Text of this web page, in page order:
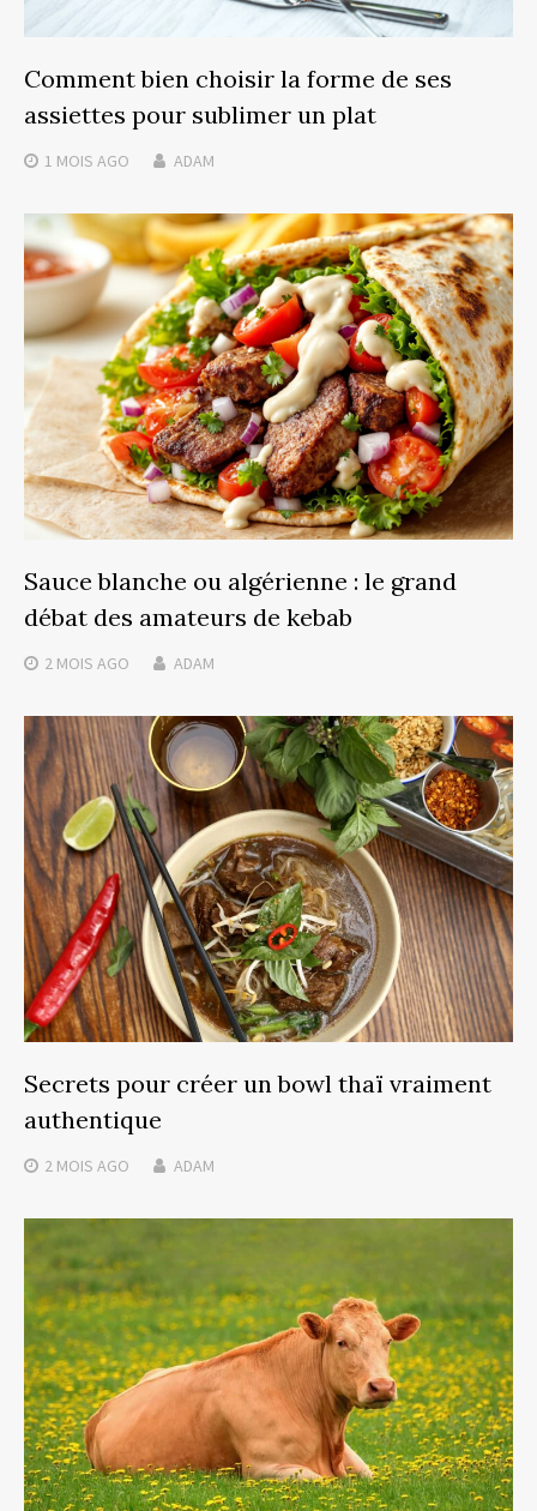
Comment bien choisir la forme de ses
assiettes pour sublimer un plat
1 MOIS AGO ADAM
Sauce blanche ou algérienne : le grand
débat des amateurs de kebab
2 MOIS AGO ADAM
Secrets pour créer un bowl thaï vraiment
authentique
2 MOIS AGO ADAM